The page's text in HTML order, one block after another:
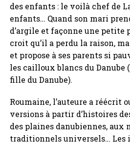
des enfants : le voilà chef de
enfants… Quand son mari
d’argile et façonne une petite
croit qu’il a perdu la raison,
et propose à ses parents si
les cailloux blancs du Danube
fille du Danube).
Roumaine, l’auteure a réécrit
versions à partir d’histoires
des plaines danubiennes, aux
traditionnels universels… Les